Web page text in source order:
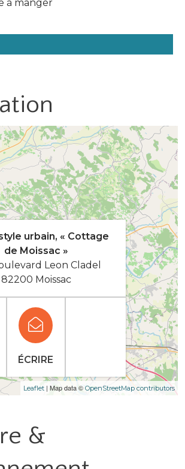
à manger
Leaflet | Map data © OpenStreetMap contributors
urbain, « Cottage
de Moissac »
Leon Cladel
82200 Moissac
ÉCRIRE
&